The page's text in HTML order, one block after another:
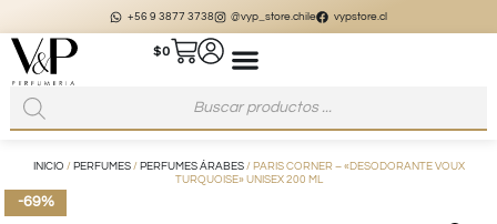
+56 9 3877 3738 @vyp_store.chile vypstore.cl
$0
INICIO / PERFUMES/ PERFUMES ÁRABES/ PARIS CORNER – «DESODORANTE VOUX
TURQUOISE» UNISEX 200 ML
-69%